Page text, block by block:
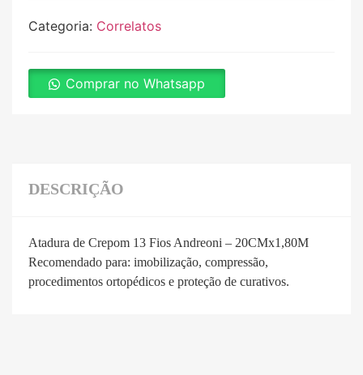
Categoria: Correlatos
Comprar no Whatsapp
DESCRIÇÃO
Atadura de Crepom 13 Fios Andreoni – 20CMx1,80M
Recomendado para: imobilização, compressão,
procedimentos ortopédicos e proteção de curativos.